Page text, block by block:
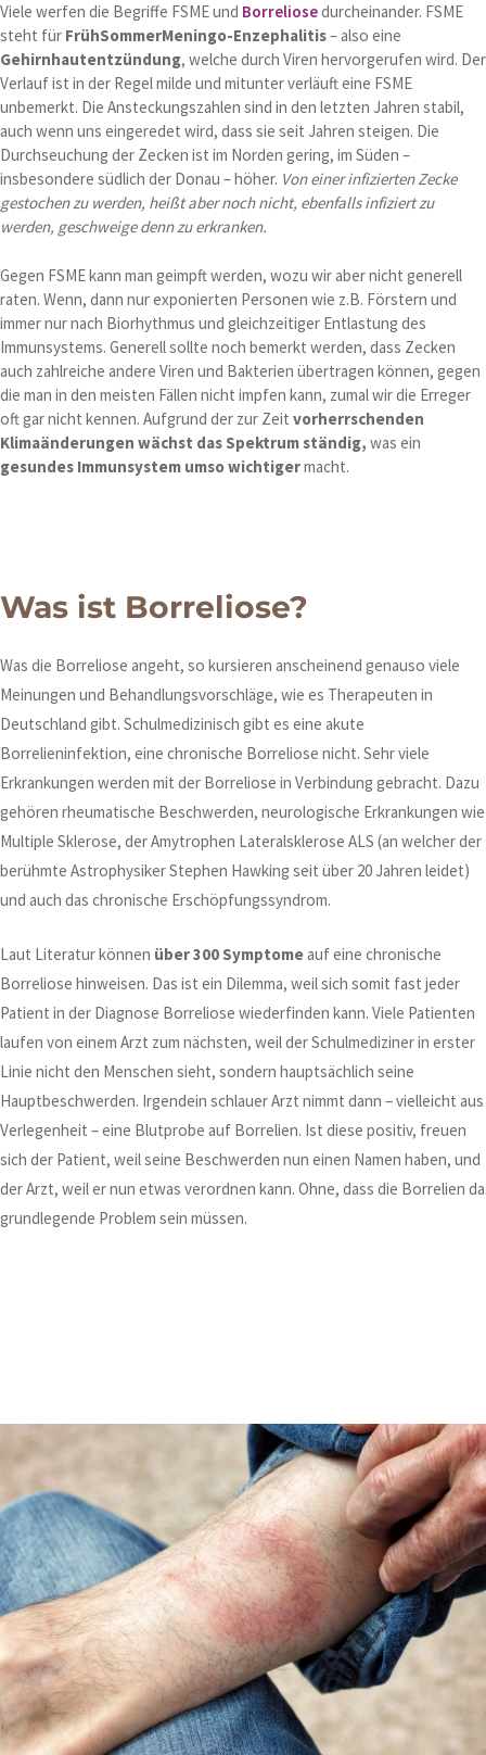
Viele werfen die Begriffe FSME und Borreliosedurcheinander. FSME
steht für FrühSommerMeningo-Enzephalitis– also eine
Gehirnhautentzündung, welche durch Viren hervorgerufen wird. Der
Verlauf ist in der Regel milde und mitunter verläuft eine FSME
unbemerkt. Die Ansteckungszahlen sind in den letzten Jahren stabil,
auch wenn uns eingeredet wird, dass sie seit Jahren steigen. Die
Durchseuchung der Zecken ist im Norden gering, im Süden –
insbesondere südlich der Donau – höher. Von einer infizierten Zecke
gestochen zu werden, heißt aber noch nicht, ebenfalls infiziert zu
werden, geschweige denn zu erkranken.
Gegen FSME kann man geimpft werden, wozu wir aber nicht generell
raten. Wenn, dann nur exponierten Personen wie z.B. Förstern und
immer nur nach Biorhythmus und gleichzeitiger Entlastung des
Immunsystems. Generell sollte noch bemerkt werden, dass Zecken
auch zahlreiche andere Viren und Bakterien übertragen können, gegen
die man in den meisten Fällen nicht impfen kann, zumal wir die Erreger
oft gar nicht kennen. Aufgrund der zur Zeit vorherrschenden
Klimaänderungen wächst das Spektrum ständig, was ein
gesundes Immunsystem umso wichtigermacht.
Was ist Borreliose?
Was die Borreliose angeht, so kursieren anscheinend genauso viele
Meinungen und Behandlungsvorschläge, wie es Therapeuten in
Deutschland gibt. Schulmedizinisch gibt es eine akute
Borrelieninfektion, eine chronische Borreliose nicht. Sehr viele
Erkrankungen werden mit der Borreliose in Verbindung gebracht. Dazu
gehören rheumatische Beschwerden, neurologische Erkrankungen wie
Multiple Sklerose, der Amytrophen Lateralsklerose ALS (an welcher der
berühmte Astrophysiker Stephen Hawking seit über 20 Jahren leidet)
und auch das chronische Erschöpfungssyndrom.
Laut Literatur können über 300 Symptome auf eine chronische
Borreliose hinweisen. Das ist ein Dilemma, weil sich somit fast jeder
Patient in der Diagnose Borreliose wiederfinden kann. Viele Patienten
laufen von einem Arzt zum nächsten, weil der Schulmediziner in erster
Linie nicht den Menschen sieht, sondern hauptsächlich seine
Hauptbeschwerden. Irgendein schlauer Arzt nimmt dann – vielleicht aus
Verlegenheit – eine Blutprobe auf Borrelien. Ist diese positiv, freuen
sich der Patient, weil seine Beschwerden nun einen Namen haben, und
der Arzt, weil er nun etwas verordnen kann. Ohne, dass die Borrelien
grundlegende Problem sein müssen.